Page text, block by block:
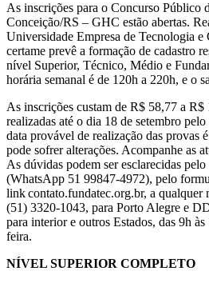
As inscrições para o Concurso Público
Conceição/RS – GHC estão abertas.
Universidade Empresa de Tecnologia e
certame prevê a formação de cadastro
nível Superior, Técnico, Médio e
horária semanal é de 120h a 220h, e o
As inscrições custam de R$ 58,77 a R$
realizadas até o dia 18 de setembro
data provável de realização das provas
pode sofrer alterações. Acompanhe as
As dúvidas podem ser esclarecidas
(WhatsApp 51 99847-4972), pelo
link contato.fundatec.org.br, a qualquer
(51) 3320-1043, para Porto Alegre e
para interior e outros Estados, das 9h
feira.
NÍVEL SUPERIOR COMPLETO